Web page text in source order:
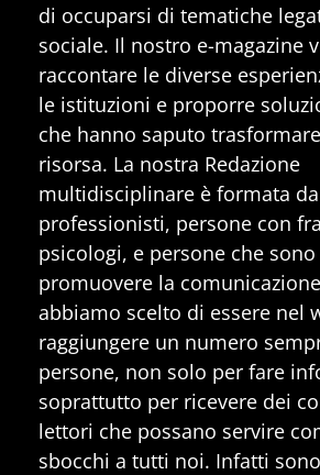
di occuparsi di tematiche
sociale. Il nostro e-magazine
raccontare le diverse
le istituzioni e proporre
che hanno saputo
risorsa. La nostra Redazione
multidisciplinare è formata da
professionisti, persone con
psicologi, e persone che
promuovere la
abbiamo scelto di essere nel
raggiungere un numero
persone, non solo per fare
soprattutto per ricevere dei
lettori che possano servire
sbocchi a tutti noi. Infatti